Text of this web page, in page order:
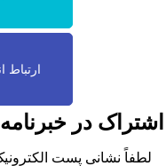
ارتباط
در خبرنامه
لطفاً نشانی پست